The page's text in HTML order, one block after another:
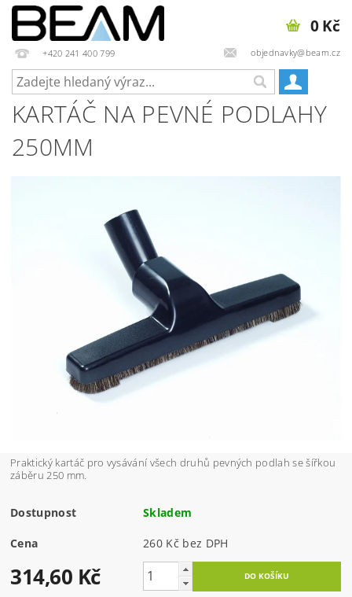
+420 241 400 799 objednavky@beam.cz
0 Kč
KARTÁČ NA PEVNÉ PODLAHY
250MM
Praktický kartáč pro vysávání všech druhů pevných podlah se šířkou
záběru 250 mm.
Dostupnost Skladem
Cena 260 Kč bez DPH
314,60 Kč